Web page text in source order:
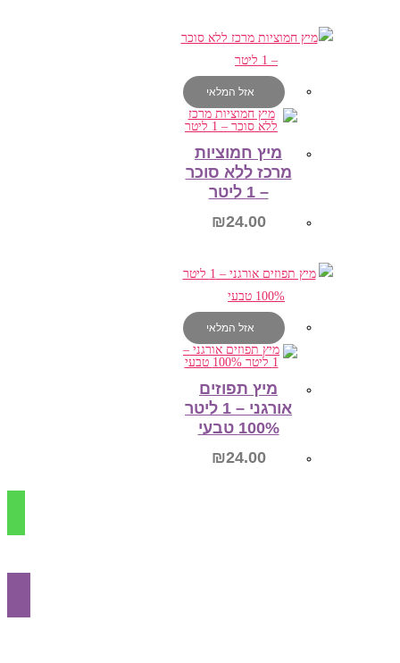
הוספה לסל
אזל המלאי
מיץ חמוציות
מרכז ללא סוכר
– 1 ליטר
₪24.00
מידע נוסף
אזל המלאי
מיץ תפוזים
אורגני – 1 ליטר
100% טבעי
₪24.00